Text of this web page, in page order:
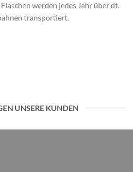
werden jedes Jahr über dt.
transportiert.
UNSERE KUNDEN